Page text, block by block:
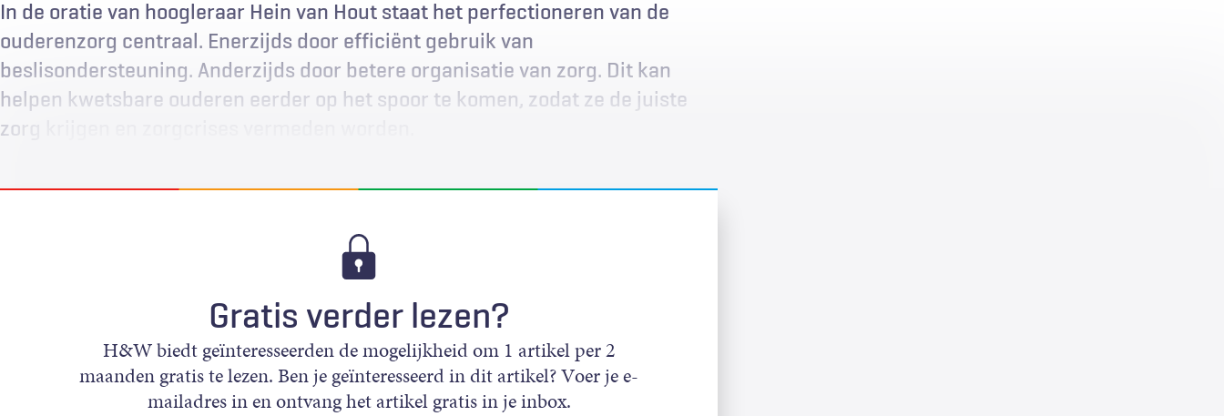
In de oratie van hoogleraar Hein van Hout staat het perfectioneren van de
ouderenzorg centraal. Enerzijds door efficiënt gebruik van
beslisondersteuning. Anderzijds door betere organisatie van zorg. Dit kan
helpen kwetsbare ouderen eerder op het spoor te komen, zodat ze de juiste
zorg krijgen en zorgcrises vermeden worden.
Gratis verder lezen?
H&W biedt geïnteresseerden de mogelijkheid om 1 artikel per 2
maanden gratis te lezen. Ben je geïnteresseerd in dit artikel? Voer je e-
mailadres in en ontvang het artikel gratis in je inbox.